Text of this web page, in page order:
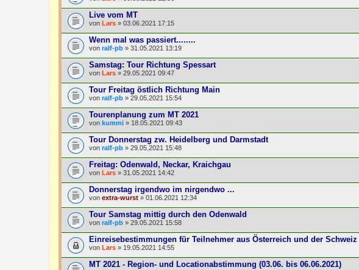
Live vom MT
von Lars » 03.06.2021 17:15
Wenn mal was passiert........
von ralf-pb » 31.05.2021 13:19
Samstag: Tour Richtung Spessart
von Lars » 29.05.2021 09:47
Tour Freitag östlich Richtung Main
von ralf-pb » 29.05.2021 15:54
Tourenplanung zum MT 2021
von kummi » 18.05.2021 09:43
Tour Donnerstag zw. Heidelberg und Darmstadt
von ralf-pb » 29.05.2021 15:48
Freitag: Odenwald, Neckar, Kraichgau
von Lars » 31.05.2021 14:42
Donnerstag irgendwo im nirgendwo ...
von extra-wurst » 01.06.2021 12:34
Tour Samstag mittig durch den Odenwald
von ralf-pb » 29.05.2021 15:58
Einreisebestimmungen für Teilnehmer aus Österreich und der Schweiz
von Lars » 19.05.2021 14:55
MT 2021 - Region- und Locationabstimmung (03.06. bis 06.06.2021)